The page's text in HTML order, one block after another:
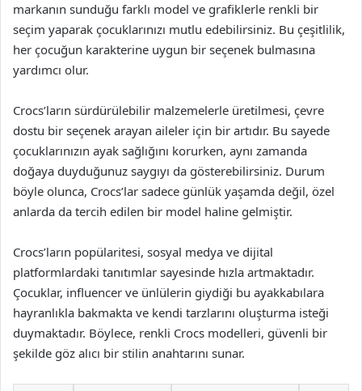
markanın sunduğu farklı model ve grafiklerle renkli bir
seçim yaparak çocuklarınızı mutlu edebilirsiniz. Bu çeşitlilik,
her çocuğun karakterine uygun bir seçenek bulmasına
yardımcı olur.
Crocs’ların sürdürülebilir malzemelerle üretilmesi, çevre
dostu bir seçenek arayan aileler için bir artıdır. Bu sayede
çocuklarınızın ayak sağlığını korurken, aynı zamanda
doğaya duyduğunuz saygıyı da gösterebilirsiniz. Durum
böyle olunca, Crocs’lar sadece günlük yaşamda değil, özel
anlarda da tercih edilen bir model haline gelmiştir.
Crocs’ların popülaritesi, sosyal medya ve dijital
platformlardaki tanıtımlar sayesinde hızla artmaktadır.
Çocuklar, influencer ve ünlülerin giydiği bu ayakkabılara
hayranlıkla bakmakta ve kendi tarzlarını oluşturma isteği
duymaktadır. Böylece, renkli Crocs modelleri, güvenli bir
şekilde göz alıcı bir stilin anahtarını sunar.